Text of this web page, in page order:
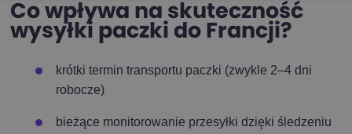
Co wpływa na skuteczność
wysyłki paczkido Francji?
krótki termin transportu paczki (zwykle 2–4 dni
robocze)
bieżące monitorowanie przesyłki dzięki śledzeniu